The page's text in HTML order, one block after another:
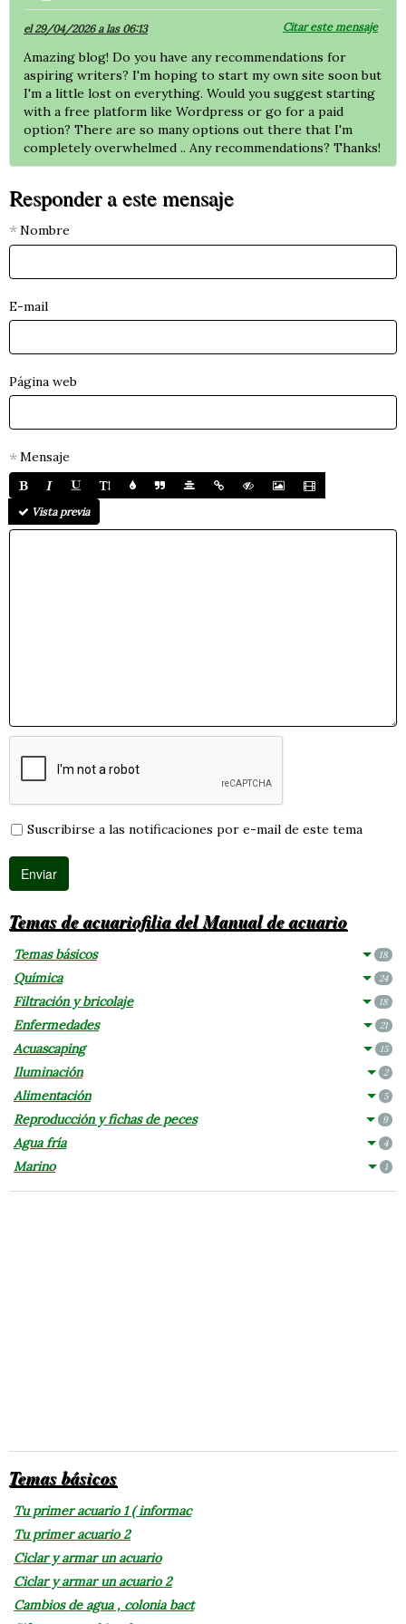
el 29/04/2026 a las 06:13 Citar este mensaje
Amazing blog! Do you have any recommendations for
aspiring writers? I'm hoping to start my own site soon but
I'm a little lost on everything. Would you suggest starting
with a free platform like Wordpress or go for a paid
option? There are so many options out there that I'm
completely overwhelmed .. Any recommendations? Thanks!
Responder a este mensaje
Nombre
E-mail
Página web
Mensaje
Vista previa
Suscribirse a las notificaciones por e-mail de este tema
Temas de acuariofilia del Manual de acuario
Temas básicos 18
Química 24
Filtración y bricolaje 18
Enfermedades 21
Acuascaping 15
Iluminación 2
Alimentación 5
Reproducción y fichas de peces 9
Agua fría 4
Marino 1
Temas básicos
Tu primer acuario 1 ( informac
Tu primer acuario 2
Ciclar y armar un acuario
Ciclar y armar un acuario 2
Cambios de agua , colonia bact